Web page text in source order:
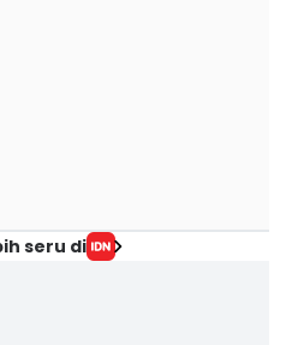
seru di